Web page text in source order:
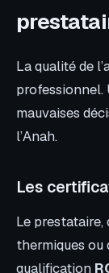
La qualité de
professionnel.
mauvaises
l’Anah.
Les
Le prestataire,
thermiques ou
qualification